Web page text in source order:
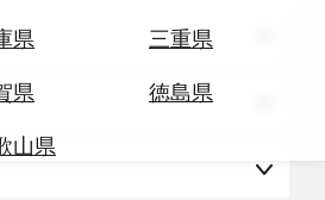
県
三重県
県
徳島県
山県